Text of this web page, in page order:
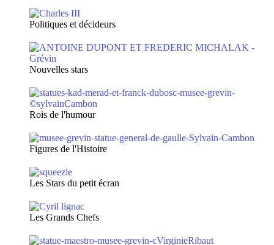
Politiques et décideurs
Nouvelles stars
Rois de l'humour
Figures de l'Histoire
Les Stars du petit écran
Les Grands Chefs